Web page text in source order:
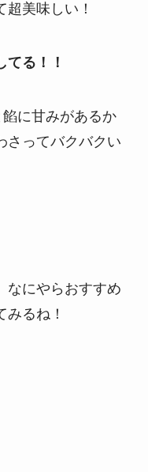
美味しい！
てる！！
に甘みがあるか
さってバクバクい
なにやらおすすめ
るね！